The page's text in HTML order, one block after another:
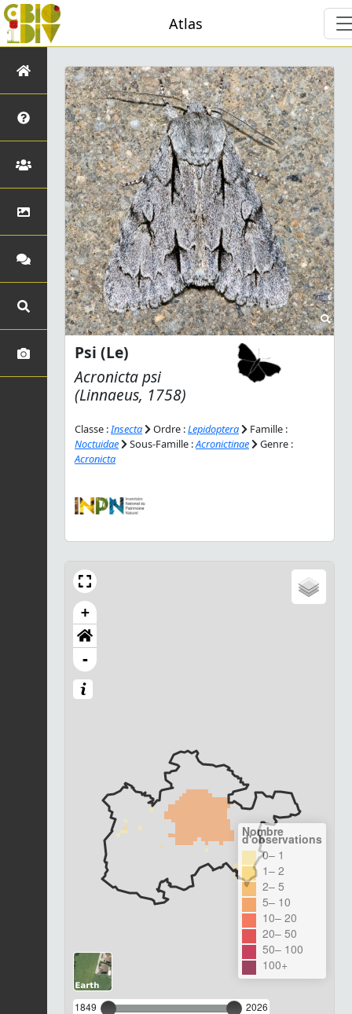
Atlas
Psi (Le)
Acronicta psi
(Linnaeus, 1758)
Classe :Insecta Ordre :Lepidoptera
Famille :
Noctuidae
Sous-Famille :Acronictinae
Genre :
Acronicta
+
-
1849 2026
Nombre
d'observations
0– 1
1– 2
2– 5
5– 10
10– 20
20– 50
50– 100
100+